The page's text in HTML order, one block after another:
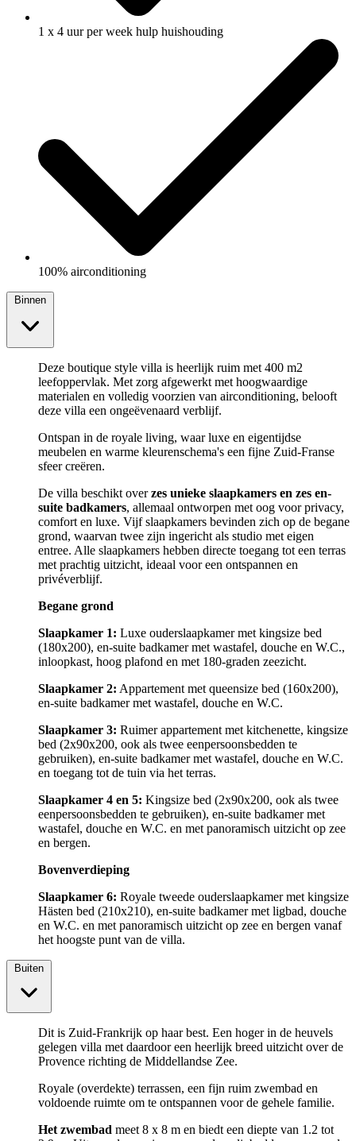
1 x 4 uur per week hulp huishouding
100% airconditioning
Deze boutique style villa is heerlijk ruim met 400 m2
leefoppervlak. Met zorg afgewerkt met hoogwaardige
materialen en volledig voorzien van airconditioning, belooft
deze villa een ongeëvenaard verblijf.
Ontspan in de royale living, waar luxe en eigentijdse
meubelen en warme kleurenschema's een fijne Zuid-Franse
sfeer creëren.
De villa beschikt overzes unieke slaapkamers en zes en-
suite badkamers, allemaal ontworpen met oog voor privacy,
comfort en luxe. Vijf slaapkamers bevinden zich op de begane
grond, waarvan twee zijn ingericht als studio met eigen
entree. Alle slaapkamers hebben directe toegang tot een terras
met prachtig uitzicht, ideaal voor een ontspannen en
privéverblijf.
Begane grond
Slaapkamer 1: Luxe ouderslaapkamer met kingsize bed
(180x200), en-suite badkamer met wastafel, douche en W.C.,
inloopkast, hoog plafond en met 180-graden zeezicht.
Slaapkamer 2: Appartement met queensize bed (160x200),
en-suite badkamer met wastafel, douche en W.C.
Slaapkamer 3: Ruimer appartement met kitchenette, kingsize
bed (2x90x200, ook als twee eenpersoonsbedden te
gebruiken), en-suite badkamer met wastafel, douche en W.C.
en toegang tot de tuin via het terras.
Slaapkamer 4 en 5: Kingsize bed (2x90x200, ook als twee
eenpersoonsbedden te gebruiken), en-suite badkamer met
wastafel, douche en W.C. en met panoramisch uitzicht op zee
en bergen.
Bovenverdieping
Slaapkamer 6: Royale tweede ouderslaapkamer met kingsize
Hästen bed (210x210), en-suite badkamer met ligbad, douche
en W.C. en met panoramisch uitzicht op zee en bergen vanaf
het hoogste punt van de villa.
Dit is Zuid-Frankrijk op haar best. Een hoger in de heuvels
gelegen villa met daardoor een heerlijk breed uitzicht over de
Provence richting de Middellandse Zee.
Royale (overdekte) terrassen, een fijn ruim zwembad en
voldoende ruimte om te ontspannen voor de gehele familie.
Het zwembad meet 8 x 8 m en biedt een diepte van 1.2 tot